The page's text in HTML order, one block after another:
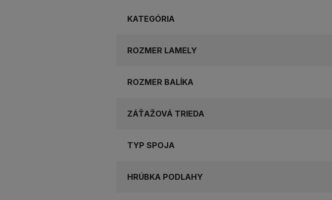
KATEGÓRIA
ROZMER LAMELY
ROZMER BALÍKA
ZÁŤAŽOVÁ TRIEDA
TYP SPOJA
HRÚBKA PODLAHY